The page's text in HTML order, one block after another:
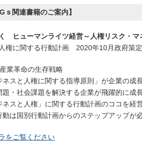
ｓ関連書籍のご案内】
ヒューマンライツ経営～人権リスク・マ
権に関する行動計画 2020年10月政府策定
業革命の生存戦略
スと人権に関する指導原則」が企業の成
・社会課題を解決する企業が飛躍的に成
ネスと人権」に関する行動計画のココを経
動は国別行動計画からのステップアップ
をご覧ください